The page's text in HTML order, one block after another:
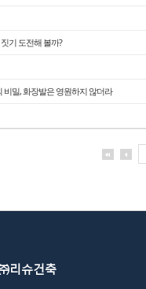
기 도전해 볼까?
밀, 화장발은 영원하지 않더라
리슈건축